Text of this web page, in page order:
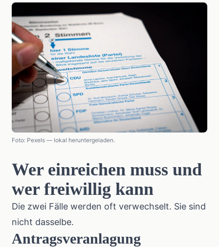
Foto: Pexels — lokal heruntergeladen.
Wer einreichen muss und
wer freiwillig kann
Die zwei Fälle werden oft verwechselt. Sie sind
nicht dasselbe.
Antragsveranlagung